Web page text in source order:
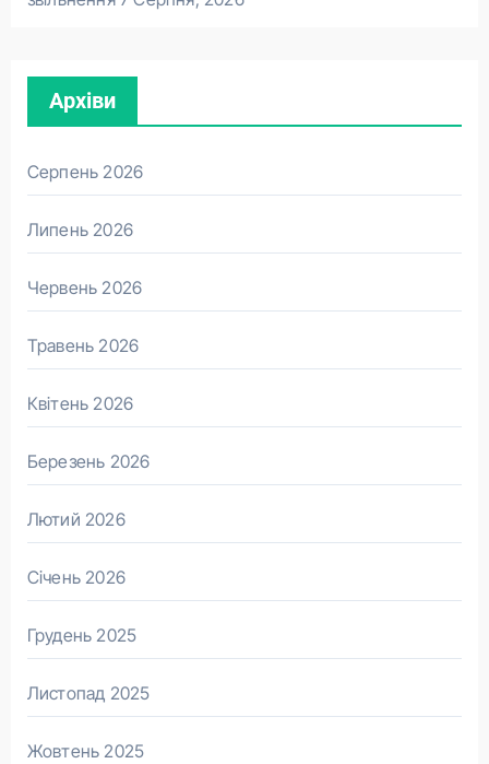
Архіви
Серпень 2026
Липень 2026
Червень 2026
Травень 2026
Квітень 2026
Березень 2026
Лютий 2026
Січень 2026
Грудень 2025
Листопад 2025
Жовтень 2025